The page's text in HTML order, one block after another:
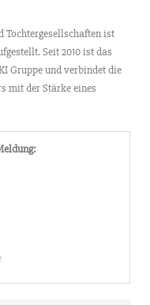
Tochtergesellschaften ist
Seit 2010 ist das
Gruppe und verbindet die
mit der Stärke eines